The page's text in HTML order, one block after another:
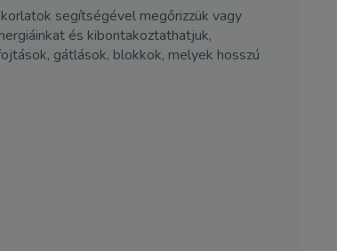
segítségével megőrizzük vagy
és kibontakoztathatjuk,
gátlások, blokkok, melyek hosszú